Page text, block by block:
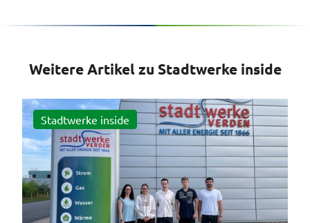
Weitere Artikel zu Stadtwerke inside
Stadtwerke inside